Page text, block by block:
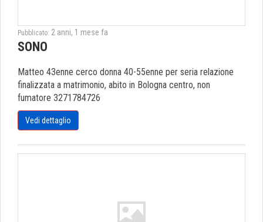
Pubblicato: 2 anni, 1 mese fa
SONO
Matteo 43enne cerco donna 40-55enne per seria relazione
finalizzata a matrimonio, abito in Bologna centro, non
fumatore 3271784726
Vedi dettaglio